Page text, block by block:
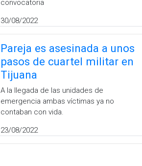
convocatoria
30/08/2022
Pareja es asesinada a unos
pasos de cuartel militar en
Tijuana
A la llegada de las unidades de
emergencia ambas víctimas ya no
contaban con vida.
23/08/2022